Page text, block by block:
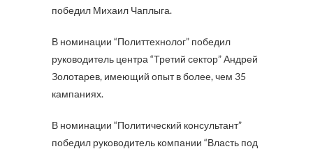
победил Михаил Чаплыга.
В номинации “Политтехнолог” победил
руководитель центра “Третий сектор” Андрей
Золотарев, имеющий опыт в более, чем 35
кампаниях.
В номинации “Политический консультант”
победил руководитель компании “Власть под